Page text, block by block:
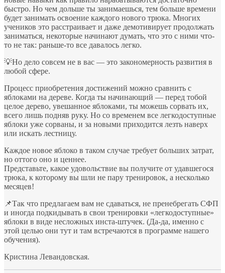
быстро. Но чем дольше ты занимаешься, тем больше времени
будет занимать освоение каждого нового трюка. Многих
учеников это расстраивает и даже демотивирует продолжать
заниматься, некоторые начинают думать, что это с ними что-
то не так: раньше-то все давалось легко.
💡Но дело совсем не в вас — это закономерность развития в
любой сфере.
Процесс приобретения достижений можно сравнить с
яблоками на дереве. Когда ты начинающий — перед тобой
целое дерево, увешанное яблоками, ты можешь сорвать их,
всего лишь подняв руку. Но со временем все легкодоступные
яблоки уже сорваны, и за новыми приходится лезть наверх
или искать лестницу.
Каждое новое яблоко в таком случае требует больших затрат,
но оттого оно и ценнее.
Представьте, какое удовольствие вы получите от удавшегося
трюка, к которому вы шли не пару тренировок, а несколько
месяцев!
📌Так что предлагаем вам не сдаваться, не пренебрегать СФП
и иногда подкидывать в свои тренировки «легкодоступные»
яблоки в виде несложных инста-штучек. (Да-да, именно с
этой целью они тут и там встречаются в программе нашего
обучения).
Кристина Левандовская.